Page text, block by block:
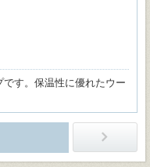
す。保温性に優れたウー